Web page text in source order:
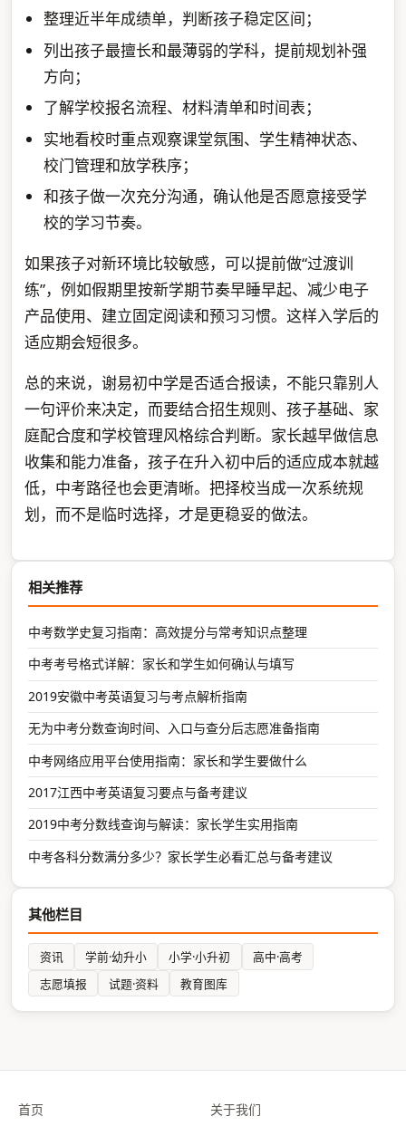
整理近半年成绩单，判断孩子稳定区间；
列出孩子最擅长和最薄弱的学科，提前规划补强
方向；
了解学校报名流程、材料清单和时间表；
实地看校时重点观察课堂氛围、学生精神状态、
校门管理和放学秩序；
和孩子做一次充分沟通，确认他是否愿意接受学
校的学习节奏。
如果孩子对新环境比较敏感，可以提前做“过渡训
练”，例如假期里按新学期节奏早睡早起、减少电子
产品使用、建立固定阅读和预习习惯。这样入学后的
适应期会短很多。
总的来说，谢易初中学是否适合报读，不能只靠别人
一句评价来决定，而要结合招生规则、孩子基础、家
庭配合度和学校管理风格综合判断。家长越早做信息
收集和能力准备，孩子在升入初中后的适应成本就越
低，中考路径也会更清晰。把择校当成一次系统规
划，而不是临时选择，才是更稳妥的做法。
相关推荐
中考数学史复习指南：高效提分与常考知识点整理
中考考号格式详解：家长和学生如何确认与填写
2019安徽中考英语复习与考点解析指南
无为中考分数查询时间、入口与查分后志愿准备指南
中考网络应用平台使用指南：家长和学生要做什么
2017江西中考英语复习要点与备考建议
2019中考分数线查询与解读：家长学生实用指南
中考各科分数满分多少？家长学生必看汇总与备考建议
其他栏目
资讯 学前·幼升小 小学·小升初
高中·高考
志愿填报
试题·资料 教育图库
首页 关于我们